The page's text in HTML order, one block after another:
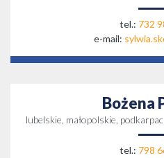
tel.: 732
e-mail:
Bożena
lubelskie, małopolskie,
tel.: 798